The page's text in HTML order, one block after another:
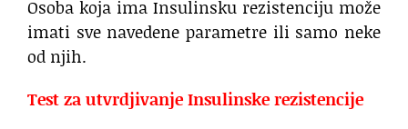
Osoba koja ima Insulinsku rezistenciju može
imati sve navedene parametre ili samo neke
od njih.
Test za utvrdjivanje Insulinske rezistencije